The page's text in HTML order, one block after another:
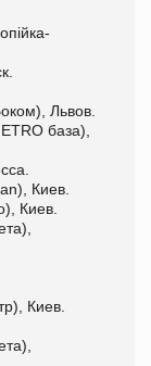
Львов.
база),
Киев.
Киев.
Киев.